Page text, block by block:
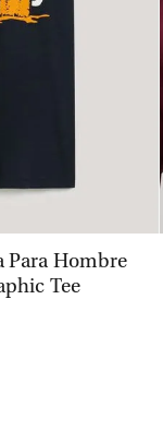
Para Hombre
Tee